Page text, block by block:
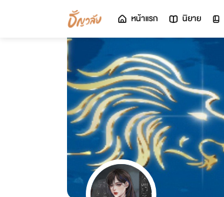
หน้าแรก นิยาย